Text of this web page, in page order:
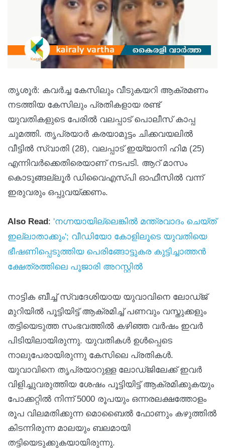
തൃശൂർ: കവര്‍ച്ച കേസിലും വീടുകയറി ആക്രമണം
നടത്തിയ കേസിലും പ്രതികളായ രണ്ട്
യുവതികളുടെ പേരിൽ വലപ്പാട് പൊലീസ് കാപ്പ
ചുമത്തി. തൃപ്രയാർ കരയാമുട്ടം ചിക്കവയലിൽ
വീട്ടിൽ സ്വാതി (28), വലപ്പാട് ഇയ്യാനി ഹിമ (25)
എന്നിവർക്കെതിരെയാണ് നടപടി. ആറ് മാസം
കൊടുങ്ങല്ലൂർ ഡിവൈഎസ്‌പി ഓഫീസിൽ വന്ന്
ഇരുവരും ഒപ്പുവയ്‌ക്കണം.
Also Read: 'നഗ്നയായില്ലെങ്കിൽ മന്ത്രവാദം ചെയ്ത്
ഇല്ലാതാക്കും'; വീഡിയോ കോളിലൂടെ യുവതിയെ
ഭീഷണിപ്പെടുത്തിയ പെരിങ്ങോട്ടുകര കുട്ടിച്ചാത്തൻ
ക്ഷേത്രത്തിലെ പൂജാരി അറസ്റ്റില്‍
നാട്ടിക ബീച്ച് സ്വദേശിയായ യുവാവിനെ ലോഡ്‌ജ്
മുറിയിൽ പൂട്ടിയിട്ട് ആക്രമിച്ച് പണവും വസ്തുക്കളും
തട്ടിയെടുത്ത സംഭവത്തിൽ കഴിഞ്ഞ വർഷം ഇവർ
പിടിയിലായിരുന്നു. യുവതികൾ ഉൾപ്പെടെ
നാലുപേരായിരുന്നു കേസിലെ പ്രതികൾ.
യുവാവിനെ തൃപ്രയാറുള്ള ലോഡ്‌ജിലേക്ക് ഇവർ
വിളിച്ചുവരുത്തിയ ശേഷം പൂട്ടിയിട്ട് ആക്രമിക്കുകയും
പോക്കറ്റിൽ നിന്ന് 5000 രൂപയും ഒന്നരലക്ഷത്തോളം
രൂപ വിലമതിക്കുന്ന മൊബൈൽ ഫോണും കഴുത്തിൽ
കിടന്നിരുന്ന മാലയും ബലമായി
തട്ടിയെടുക്കുകയായിരുന്നു.